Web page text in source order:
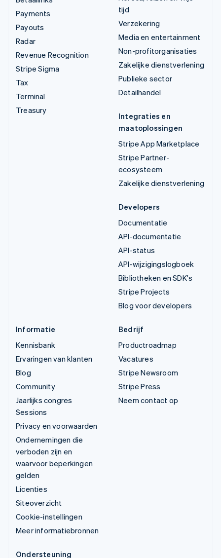
Payments
Payouts
Radar
Revenue Recognition
Stripe Sigma
Tax
Terminal
Treasury
tijd
Verzekering
Media en entertainment
Non-profitorganisaties
Zakelijke dienstverlening
Publieke sector
Detailhandel
Integraties en
maatoplossingen
Stripe App Marketplace
Stripe Partner-
ecosysteem
Zakelijke dienstverlening
Developers
Documentatie
API-documentatie
API-status
API-wijzigingslogboek
Bibliotheken en SDK's
Stripe Projects
Blog voor developers
Informatie
Kennisbank
Ervaringen van klanten
Blog
Community
Jaarlijks congres
Sessions
Privacy en voorwaarden
Ondernemingen die
verboden zijn en
waarvoor beperkingen
gelden
Licenties
Siteoverzicht
Cookie-instellingen
Meer informatiebronnen
Bedrijf
Productroadmap
Vacatures
Stripe Newsroom
Stripe Press
Neem contact op
Ondersteuning